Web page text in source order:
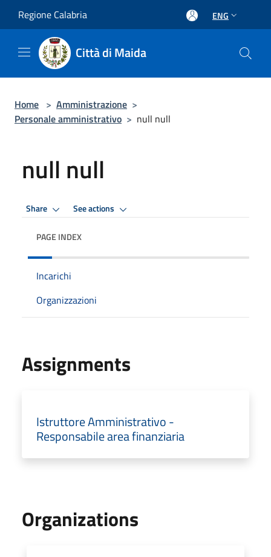
Regione Calabria ENG
Città di Maida
Home > Amministrazione >
Personale amministrativo > null null
null null
Share See actions
PAGE INDEX
Incarichi
Organizzazioni
Assignments
Istruttore Amministrativo -
Responsabile area finanziaria
Organizations